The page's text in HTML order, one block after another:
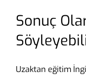
Sonuç
Uzaktan eğitim